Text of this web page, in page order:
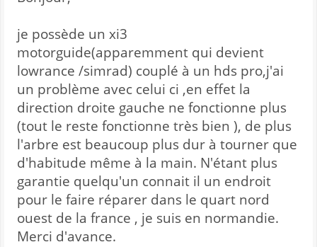
je possède un xi3
motorguide(apparemment qui devient
lowrance /simrad) couplé à un hds pro,j'ai
un problème avec celui ci ,en effet la
direction droite gauche ne fonctionne plus
(tout le reste fonctionne très bien ), de plus
l'arbre est beaucoup plus dur à tourner que
d'habitude même à la main. N'étant plus
garantie quelqu'un connait il un endroit
pour le faire réparer dans le quart nord
ouest de la france , je suis en normandie.
Merci d'avance.